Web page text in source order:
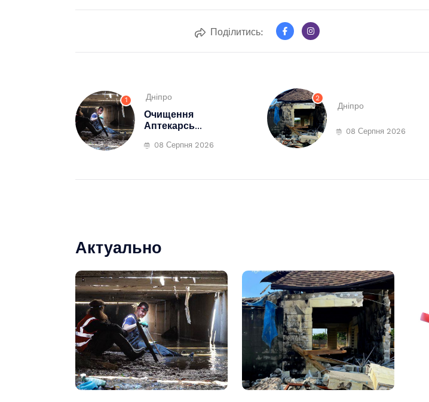
Поділитись:
1 Дніпро
Очищення
Аптекарсь...
08 Серпня 2026
2
Дніпро
08 Серпня 2026
Актуально